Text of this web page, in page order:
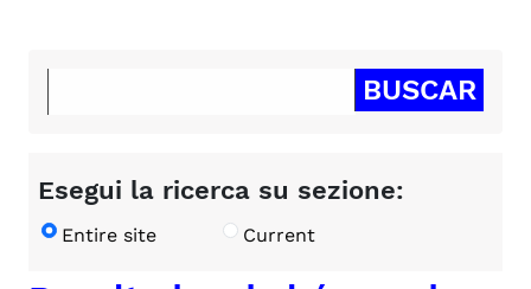
Esegui la ricerca su sezione:
Entire site Current